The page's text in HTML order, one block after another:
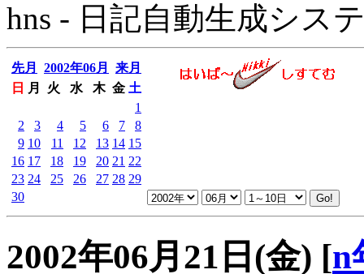
hns - 日記自動生成シス
先月 2002年06月
来月
日
月 火 水 木 金 土
1
2
3 4 5 6 7
8
9 10 11 12 13 14 15
16 17 18 19 20 21 22
23 24 25 26 27 28 29
30
2002年06月21日(金) [n